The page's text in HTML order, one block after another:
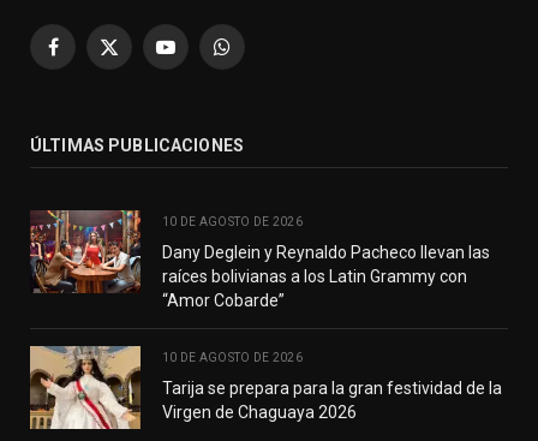
Facebook
X
YouTubeWhatsApp
ÚLTIMAS PUBLICACIONES
10 DE AGOSTO DE 2026
Dany Deglein y Reynaldo Pacheco llevan las
raíces bolivianas a los Latin Grammy con
“Amor Cobarde”
10 DE AGOSTO DE 2026
Tarija se prepara para la gran festividad de la
Virgen de Chaguaya 2026